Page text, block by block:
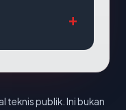
teknis publik. Ini bukan